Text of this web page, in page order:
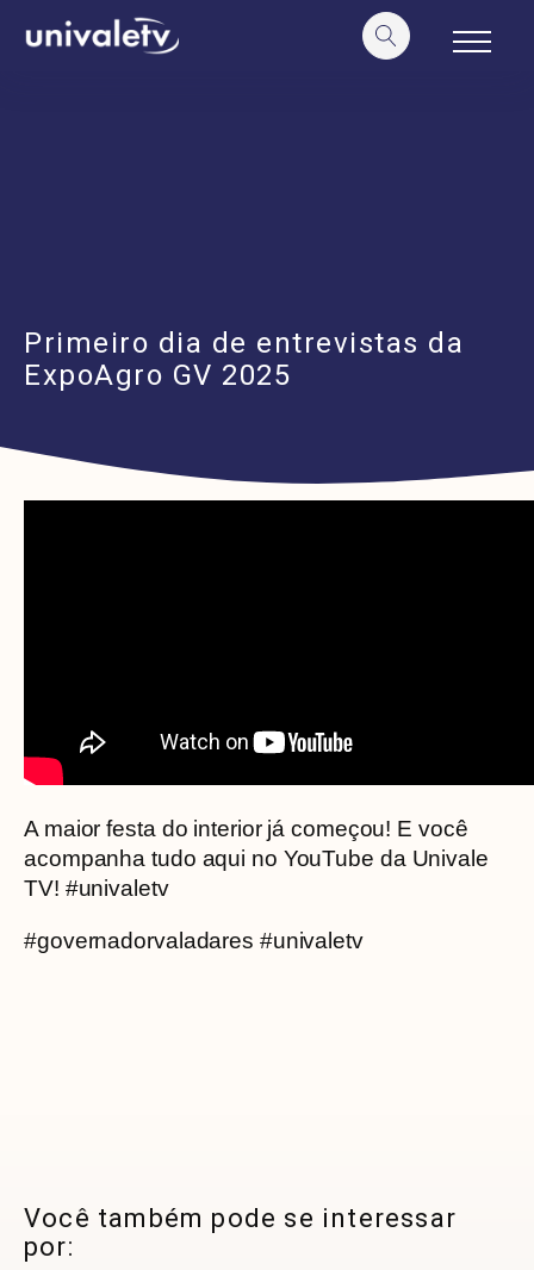
conteúdo
Primeiro dia de entrevistas da
ExpoAgro GV 2025
A maior festa do interior já começou! E você
acompanha tudo aqui no YouTube da Univale
TV! #univaletv
#governadorvaladares #univaletv
Você também pode se interessar
por: